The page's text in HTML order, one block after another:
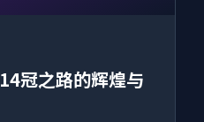
冠之路的辉煌与